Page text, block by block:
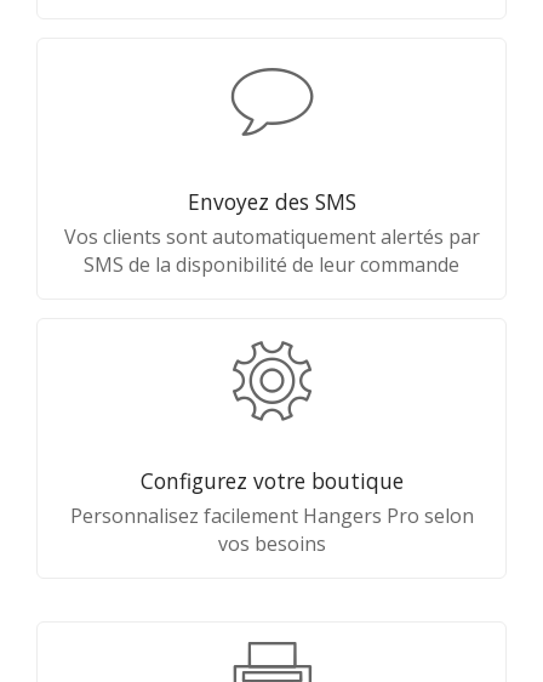
Envoyez des SMS
Vos clients sont automatiquement alertés par
SMS de la disponibilité de leur commande
Configurez votre boutique
Personnalisez facilement Hangers Pro selon
vos besoins